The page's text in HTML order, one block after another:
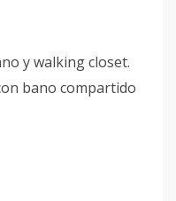
y walking closet.
bano compartido